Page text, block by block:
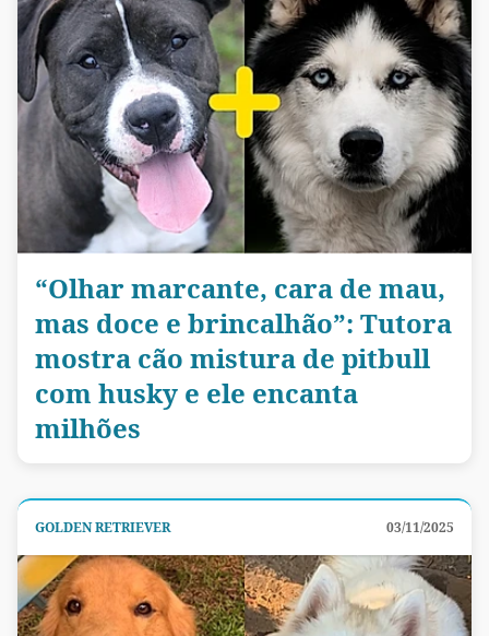
“Olhar marcante, cara de mau,
mas doce e brincalhão”: Tutora
mostra cão mistura de pitbull
com husky e ele encanta
milhões
GOLDEN RETRIEVER 03/11/2025